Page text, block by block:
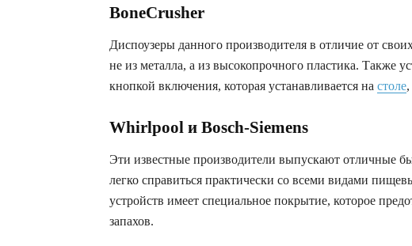
BoneCrusher
Диспоузеры данного производителя в отличие от
не из металла, а из высокопрочного пластика. Также
кнопкой включения, которая устанавливается на столе
Whirlpool и Bosch-Siemens
Эти известные производители выпускают отличные
легко справиться практически со всеми видами
устройств имеет специальное покрытие, которое
запахов.